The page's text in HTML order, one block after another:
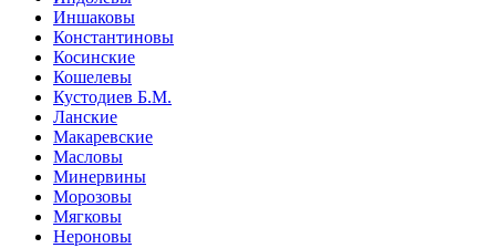
Иншаковы
Константиновы
Косинские
Кошелевы
Кустодиев Б.М.
Ланские
Макаревские
Масловы
Минервины
Морозовы
Мягковы
Нероновы